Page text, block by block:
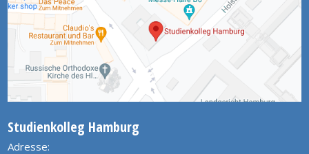
Studienkolleg Hamburg
Adresse: